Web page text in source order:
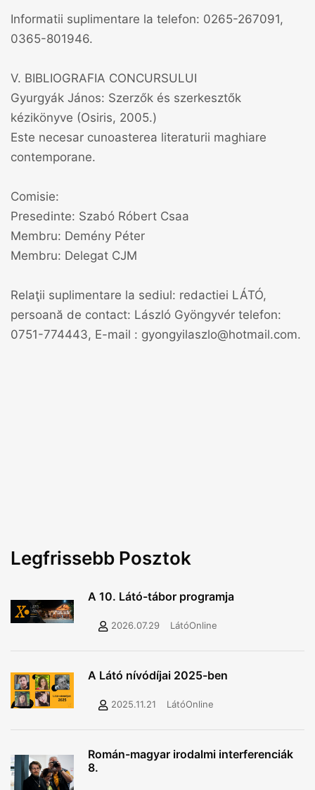
Informatii suplimentare la telefon: 0265-267091,
0365-801946.
V. BIBLIOGRAFIA CONCURSULUI
Gyurgyák János: Szerzők és szerkesztők
kézikönyve (Osiris, 2005.)
Este necesar cunoasterea literaturii maghiare
contemporane.
Comisie:
Presedinte: Szabó Róbert Csaa
Membru: Demény Péter
Membru: Delegat CJM
Relaţii suplimentare la sediul: redactiei LÁTÓ,
persoană de contact: László Gyöngyvér telefon:
0751-774443, E-mail : gyongyilaszlo@hotmail.com.
Legfrissebb Posztok
A 10. Látó-tábor programja
2026.07.29 LátóOnline
A Látó nívódíjai 2025-ben
2025.11.21 LátóOnline
Román-magyar irodalmi interferenciák
8.